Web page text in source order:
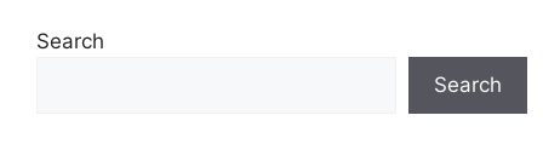
Search
Search